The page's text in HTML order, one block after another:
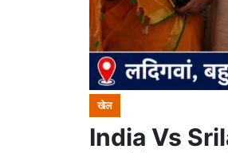
खेल
India Vs